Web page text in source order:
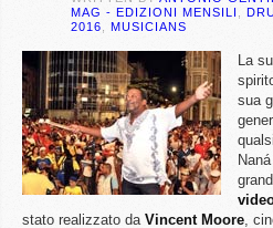
MAG - EDIZIONI MENSILI
2016
MUSICIANS
La
sua
stato realizzato da Vincent Moore,